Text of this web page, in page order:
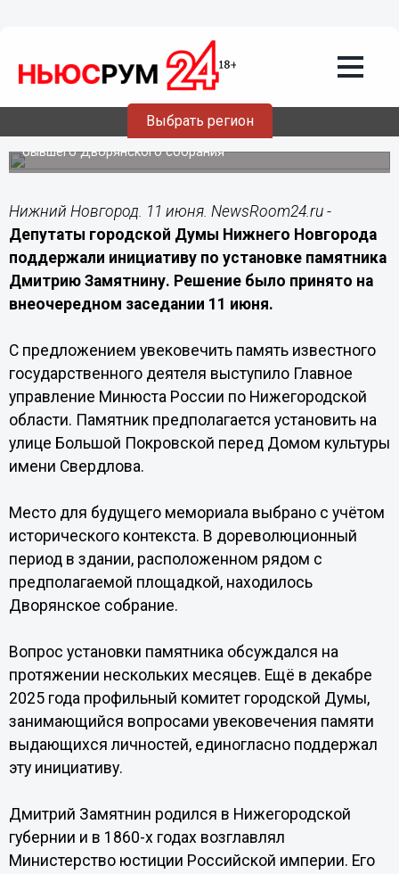
Выбрать регион
Памятник министру юстиции Дмитрию
Замятнину появится в Нижнем
Мемориал выдающемуся государственному деятелю
планируют разместить рядом с историческим зданием
бывшего Дворянского собрания
Нижний Новгород. 11 июня. NewsRoom24.ru -
Депутаты городской Думы Нижнего Новгорода
поддержали инициативу по установке памятника
Дмитрию Замятнину. Решение было принято на
внеочередном заседании 11 июня.
С предложением увековечить память известного
государственного деятеля выступило Главное
управление Минюста России по Нижегородской
области. Памятник предполагается установить на
улице Большой Покровской перед Домом культуры
имени Свердлова.
Место для будущего мемориала выбрано с учётом
исторического контекста. В дореволюционный
период в здании, расположенном рядом с
предполагаемой площадкой, находилось
Дворянское собрание.
Вопрос установки памятника обсуждался на
протяжении нескольких месяцев. Ещё в декабре
2025 года профильный комитет городской Думы,
занимающийся вопросами увековечения памяти
выдающихся личностей, единогласно поддержал
эту инициативу.
Дмитрий Замятнин родился в Нижегородской
губернии и в 1860-х годах возглавлял
Министерство юстиции Российской империи. Его